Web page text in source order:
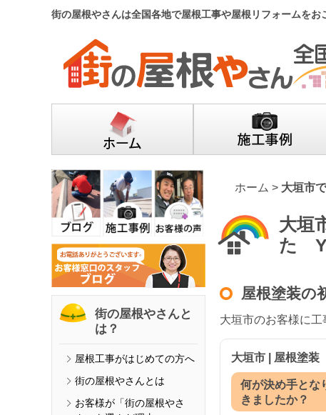
街の屋根やさんは全国各地で屋根工事や屋根リフォームをお
街の屋根やさんと
は？
屋根工事がはじめての方へ
街の屋根やさんとは
お客様が「街の屋根やさ
ホーム > 大垣市
大垣
た Y
屋根塗装の
大垣市のお客様に工
大垣市 | 屋根塗装
何が決め手とな
きましたか？